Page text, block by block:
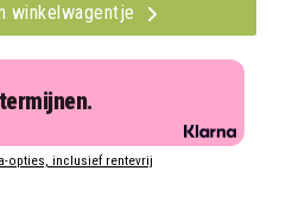
winkelwagentje
opties, inclusief rentevrij